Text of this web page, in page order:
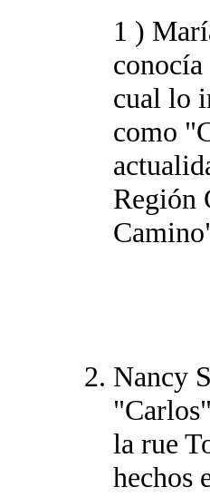
1 )
cual lo
como
Región
Nancy
la rue
hechos